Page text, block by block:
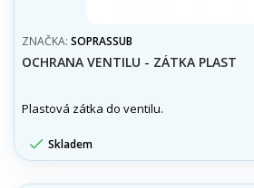
ZNAČKA: SOPRASSUB
OCHRANA VENTILU - ZÁTKA PLAST
Plastová zátka do ventilu.
 Skladem